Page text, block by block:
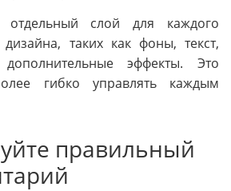
отдельный слой для каждого
таких как фоны, текст,
эффекты. Это
гибко управлять каждым
правильный